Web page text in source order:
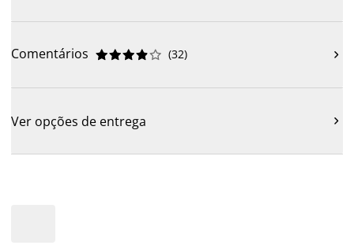
Comentários 




 (32) 
Ver opções de entrega 